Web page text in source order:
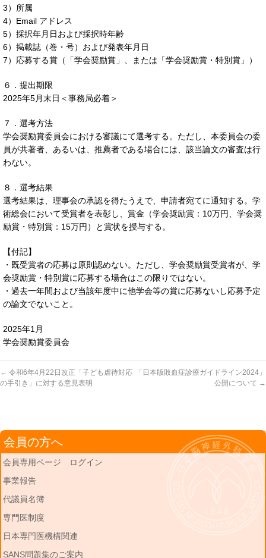
3）所属
4）Email アドレス
5）採択年月日および採択時年齢
6）掲載誌（巻・号）および発表年月日
7）応募する賞（「学会奨励賞」、または「学会奨励賞・特別賞」）
６．提出期限
2025年5月末日＜事務局必着＞
７．選考方法
学会奨励賞委員会における審議にて選考する。ただし、本委員会の委
員が共著者、あるいは、推薦者である場合には、該当論文の審査は行
わない。
８．選考結果
選考結果は、理事会の承認を得たうえで、申請者宛てに通知する。学
術総会において受賞者を表彰し、賞金（学会奨励賞：10万円、学会奨
励賞・特別賞：15万円）と賞状を授与する。
【付記】
・既受賞者の応募は原則認めない。ただし、学会奨励賞受賞者が、学
会奨励賞・特別賞に応募する場合はこの限りではない。
・過去一年間および当該年度中に他学会等の賞に応募ないし応募予定
の論文でないこと。
2025年1月
学会奨励賞委員会
← 令和6年4月22日改正「子ども虐待対応
の手引き」に対する意見表明
「日本版敗血症診療ガイドライン2024」
公開について →
会員の方へ
会員専用ページ ログイン
事業報告
代議員名簿
専門医制度
日本専門医機構関連
SANS問題集のご案内